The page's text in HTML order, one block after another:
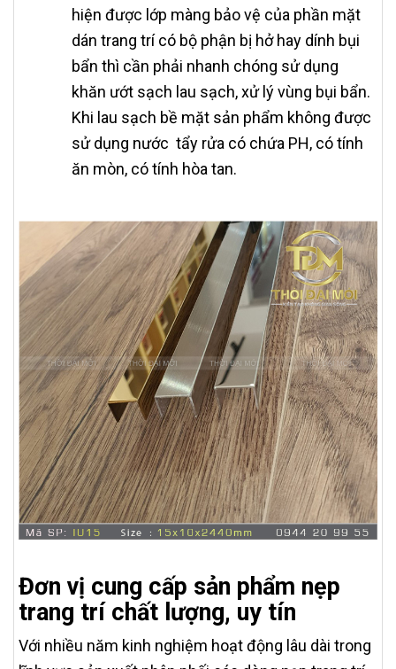
hiện được lớp màng bảo vệ của phần mặt
dán trang trí có bộ phận bị hở hay dính bụi
bẩn thì cần phải nhanh chóng sử dụng
khăn ướt sạch lau sạch, xử lý vùng bụi bẩn.
Khi lau sạch bề mặt sản phẩm không được
sử dụng nước tẩy rửa có chứa PH, có tính
ăn mòn, có tính hòa tan.
Đơn vị cung cấp sản phẩm nẹp
trang trí chất lượng, uy tín
Với nhiều năm kinh nghiệm hoạt động lâu dài trong